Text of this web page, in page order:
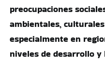
preocupaciones
ambientales,
especialmente en
niveles de desarrollo